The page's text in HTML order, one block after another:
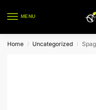
MENU
Home / Uncategorized /